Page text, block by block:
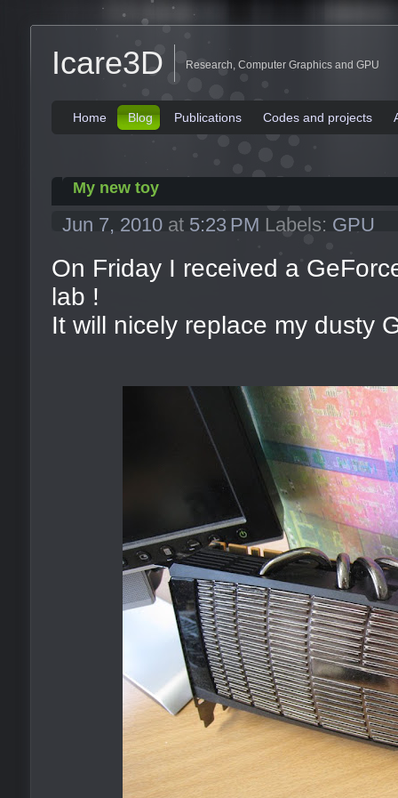
Icare3D Research, Computer Graphics and GPU
Home Blog Publications Codes and projects
My new toy
Jun 7, 2010 at 5:23 PM Labels: GPU
On Friday I received a
lab !
It will nicely replace my dusty